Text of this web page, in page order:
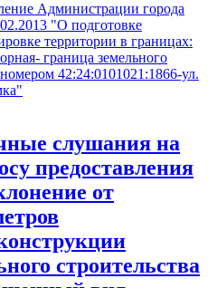
Администрации города
"О подготовке
территории в границах:
граница земельного
42:24:0101021:1866-ул.
слушания на
предоставления
от
строительства